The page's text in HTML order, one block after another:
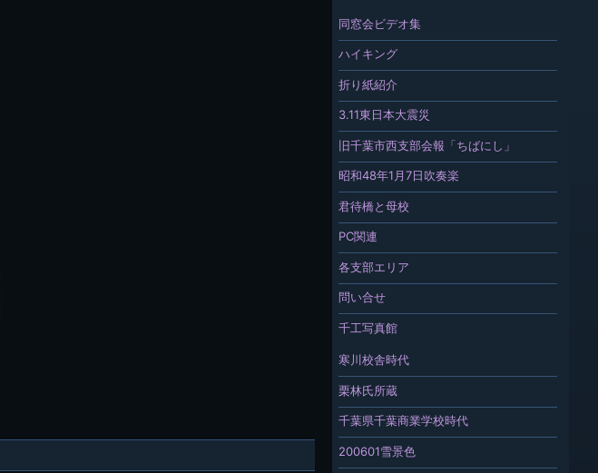
同窓会ビデオ集
ハイキング
折り紙紹介
3.11東日本大震災
旧千葉市西支部会報「ちばにし」
昭和48年1月7日吹奏楽
君待橋と母校
PC関連
各支部エリア
問い合せ
千工写真館
寒川校舎時代
栗林氏所蔵
千葉県千葉商業学校時代
200601雪景色